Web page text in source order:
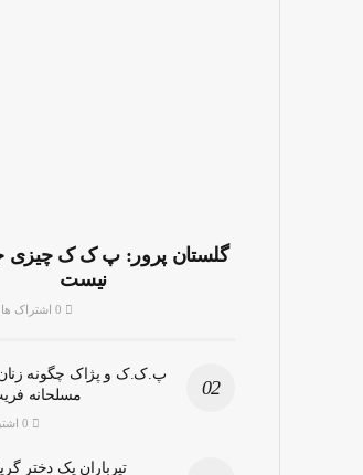
گلستان پرور: پ ک ک چیزی
نیست
پ.ک.ک و پژاک چگونه زنان
مسلحانه
تیرباران یک دختر